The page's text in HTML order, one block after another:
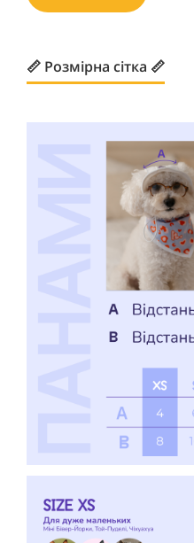
📏 Розмірна сітка 📏